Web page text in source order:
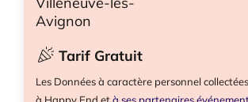
Avignon
Tarif Gratuit
Les Données à caractère personnel
à Happy End età ses partenaires